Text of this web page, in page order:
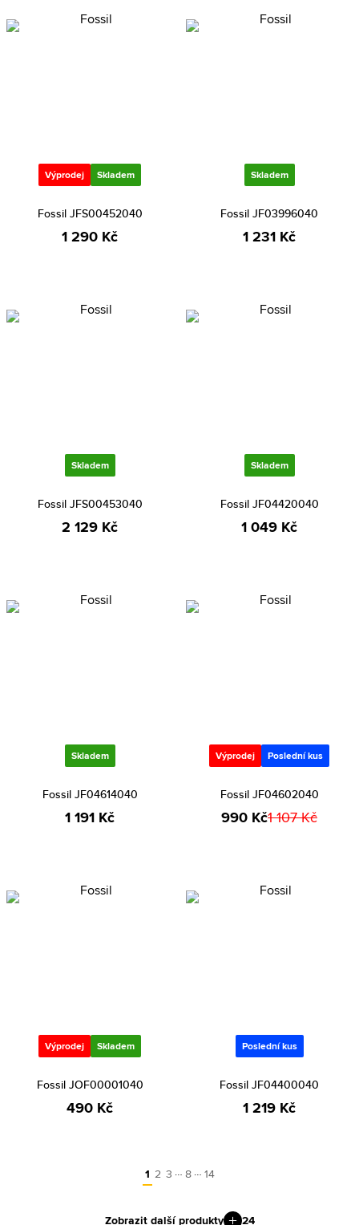
Výprodej Skladem
Fossil JFS00452040
1 290 Kč
Skladem
Fossil JF03996040
1 231 Kč
Skladem
Fossil JFS00453040
2 129 Kč
Skladem
Fossil JF04420040
1 049 Kč
Skladem
Fossil JF04614040
1 191 Kč
Výprodej Poslední kus
Fossil JF04602040
990 Kč1 107 Kč
Výprodej Skladem
Fossil JOF00001040
490 Kč
Poslední kus
Fossil JF04400040
1 219 Kč
1 2 3 … 8 … 14
Zobrazit další produkty 24